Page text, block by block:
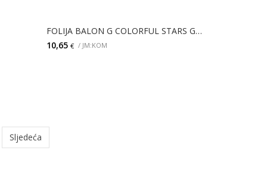
FOLIJA BALON G COLORFUL STARS GRAD HAT
10,65€ / JM:KOM
Sljedeća